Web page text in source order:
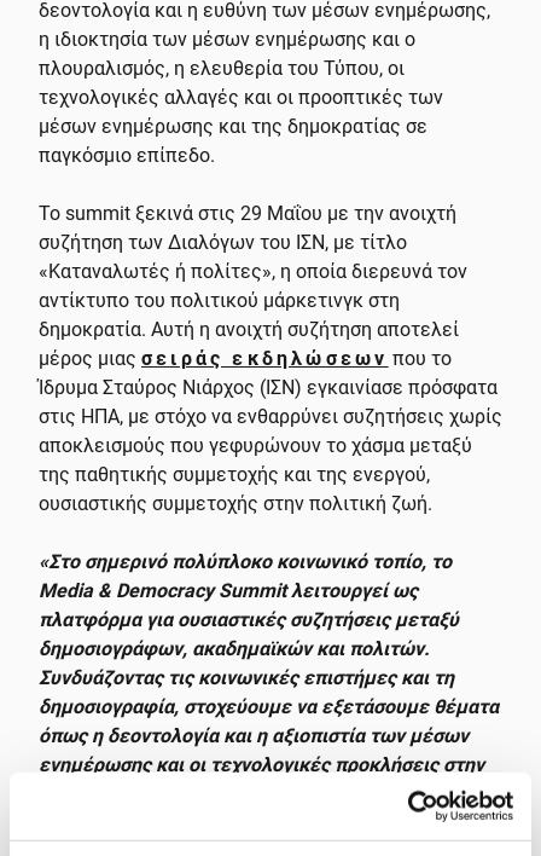
δεοντολογία και η ευθύνη των μέσων ενημέρωσης,
η ιδιοκτησία των μέσων ενημέρωσης και ο
πλουραλισμός, η ελευθερία του Τύπου, οι
τεχνολογικές αλλαγές και οι προοπτικές των
μέσων ενημέρωσης και της δημοκρατίας σε
παγκόσμιο επίπεδο.
Το summit ξεκινά στις 29 Μαΐου με την ανοιχτή
συζήτηση των Διαλόγων του ΙΣΝ, με τίτλο
«Καταναλωτές ή πολίτες», η οποία διερευνά τον
αντίκτυπο του πολιτικού μάρκετινγκ στη
δημοκρατία. Αυτή η ανοιχτή συζήτηση αποτελεί
μέρος μιας σειράς εκδηλώσεων που το
Ίδρυμα Σταύρος Νιάρχος (ΙΣΝ) εγκαινίασε πρόσφατα
στις ΗΠΑ, με στόχο να ενθαρρύνει συζητήσεις χωρίς
αποκλεισμούς που γεφυρώνουν το χάσμα μεταξύ
της παθητικής συμμετοχής και της ενεργού,
ουσιαστικής συμμετοχής στην πολιτική ζωή.
«Στο σημερινό πολύπλοκο κοινωνικό τοπίο, το
Media & Democracy Summit λειτουργεί ως
πλατφόρμα για ουσιαστικές συζητήσεις μεταξύ
δημοσιογράφων, ακαδημαϊκών και πολιτών.
Συνδυάζοντας τις κοινωνικές επιστήμες και τη
δημοσιογραφία, στοχεύουμε να εξετάσουμε θέματα
όπως η δεοντολογία και η αξιοπιστία των μέσων
ενημέρωσης και οι τεχνολογικές προκλήσεις στην